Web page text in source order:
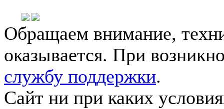
Обращаем внимание,
оказывается. При
службу поддержки.
Сайт ни при каких